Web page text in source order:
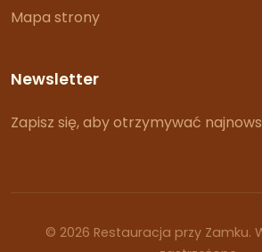
Mapa strony
Newsletter
Zapisz się, aby otrzymywać
© 2026 Restauracja przy Zamku.